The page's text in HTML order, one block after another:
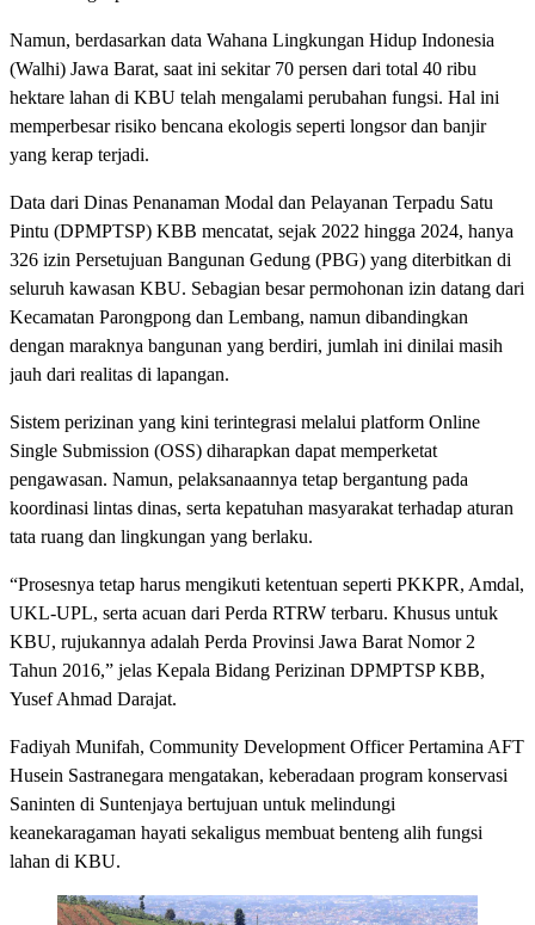
Namun, berdasarkan data Wahana Lingkungan Hidup Indonesia
(Walhi) Jawa Barat, saat ini sekitar 70 persen dari total 40 ribu
hektare lahan di KBU telah mengalami perubahan fungsi. Hal ini
memperbesar risiko bencana ekologis seperti longsor dan banjir
yang kerap terjadi.
Data dari Dinas Penanaman Modal dan Pelayanan Terpadu Satu
Pintu (DPMPTSP) KBB mencatat, sejak 2022 hingga 2024, hanya
326 izin Persetujuan Bangunan Gedung (PBG) yang diterbitkan di
seluruh kawasan KBU. Sebagian besar permohonan izin datang dari
Kecamatan Parongpong dan Lembang, namun dibandingkan
dengan maraknya bangunan yang berdiri, jumlah ini dinilai masih
jauh dari realitas di lapangan.
Sistem perizinan yang kini terintegrasi melalui platform Online
Single Submission (OSS) diharapkan dapat memperketat
pengawasan. Namun, pelaksanaannya tetap bergantung pada
koordinasi lintas dinas, serta kepatuhan masyarakat terhadap aturan
tata ruang dan lingkungan yang berlaku.
“Prosesnya tetap harus mengikuti ketentuan seperti PKKPR, Amdal,
UKL-UPL, serta acuan dari Perda RTRW terbaru. Khusus untuk
KBU, rujukannya adalah Perda Provinsi Jawa Barat Nomor 2
Tahun 2016,” jelas Kepala Bidang Perizinan DPMPTSP KBB,
Yusef Ahmad Darajat.
Fadiyah Munifah, Community Development Officer Pertamina AFT
Husein Sastranegara mengatakan, keberadaan program konservasi
Saninten di Suntenjaya bertujuan untuk melindungi
keanekaragaman hayati sekaligus membuat benteng alih fungsi
lahan di KBU.